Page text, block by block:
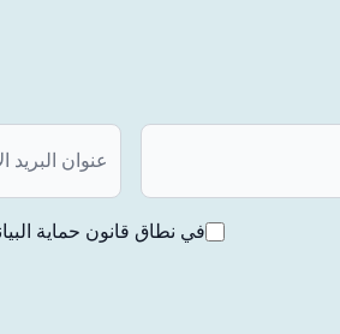
تبييض الأسنان بالليزر هي طريقة
ويمكن أن تعطي نتائج سريعة. <تبييض
اللون والشكل الذي تريده. تسمح لك هذه
اختيار طرق تبييض الأسنان. من هذه
من المهم تحديد طريقة تبييض الأسنان
بالأسنان بعد إجراء تبييض الأسنان
في نطاق قانون حماية